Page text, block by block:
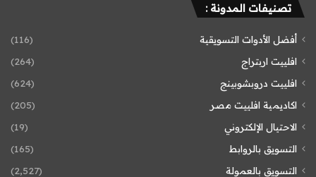
تصنيفات المدونة :
أفضل الأدوات التسويقية
(116)
افلييت اربتراج
(264)
افلييت دروبشوبينج
(624)
اكاديمية افلييت مصر
(205)
الاحتيال الإلكتروني
(19)
التسويق بالروابط
(165)
التسويق بالعمولة
(2٬527)